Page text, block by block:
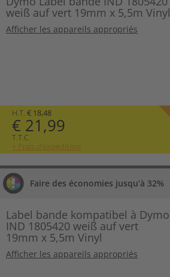
weiß auf vert 19mm x 5,5m Vinyl
Afficher les appareils appropriés
H.T. € 18,48
€ 21,99
T.T.C
+ Frais d’expédition
Faire des économies jusqu’à 32%
Label bande kompatibel à Dymo
IND 1805420 weiß auf vert
19mm x 5,5m Vinyl
Afficher les appareils appropriés